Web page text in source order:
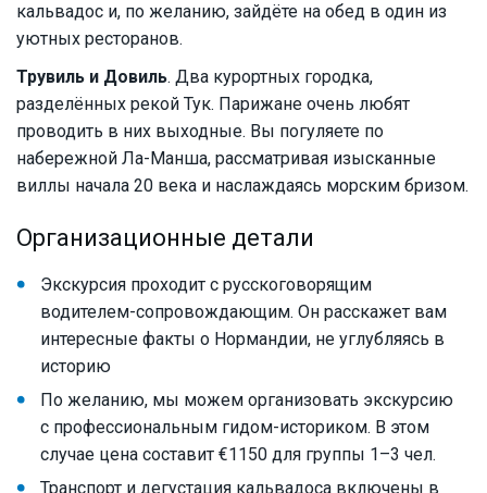
кальвадос и, по желанию, зайдёте на обед в один из
уютных ресторанов.
Трувиль и Довиль. Два курортных городка,
разделённых рекой Тук. Парижане очень любят
проводить в них выходные. Вы погуляете по
набережной Ла-Манша, рассматривая изысканные
виллы начала 20 века и наслаждаясь морским бризом.
Организационные детали
Экскурсия проходит с русскоговорящим
водителем-сопровождающим. Он расскажет вам
интересные факты о Нормандии, не углубляясь в
историю
По желанию, мы можем организовать экскурсию
с профессиональным гидом-историком. В этом
случае цена составит €1150 для группы 1–3 чел.
Транспорт и дегустация кальвадоса включены в